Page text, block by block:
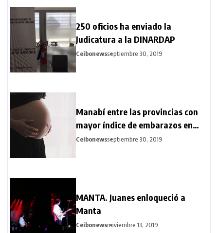
250 oficios ha enviado la
Judicatura a la DINARDAP
Ceibonewsseptiembre 30, 2019
Manabí entre las provincias con
mayor índice de embarazos en
adolescentes
Ceibonewsseptiembre 30, 2019
MANTA. Juanes enloqueció a
Manta
Ceibonewsnoviembre 13, 2019